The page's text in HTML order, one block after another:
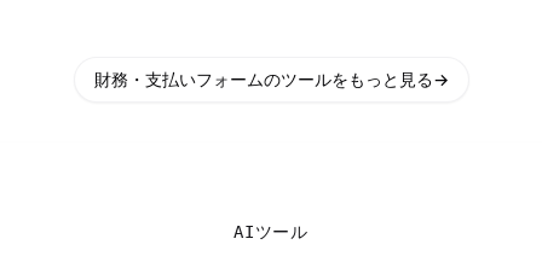
財務・支払いフォームのツールをもっと見る→
AIツール